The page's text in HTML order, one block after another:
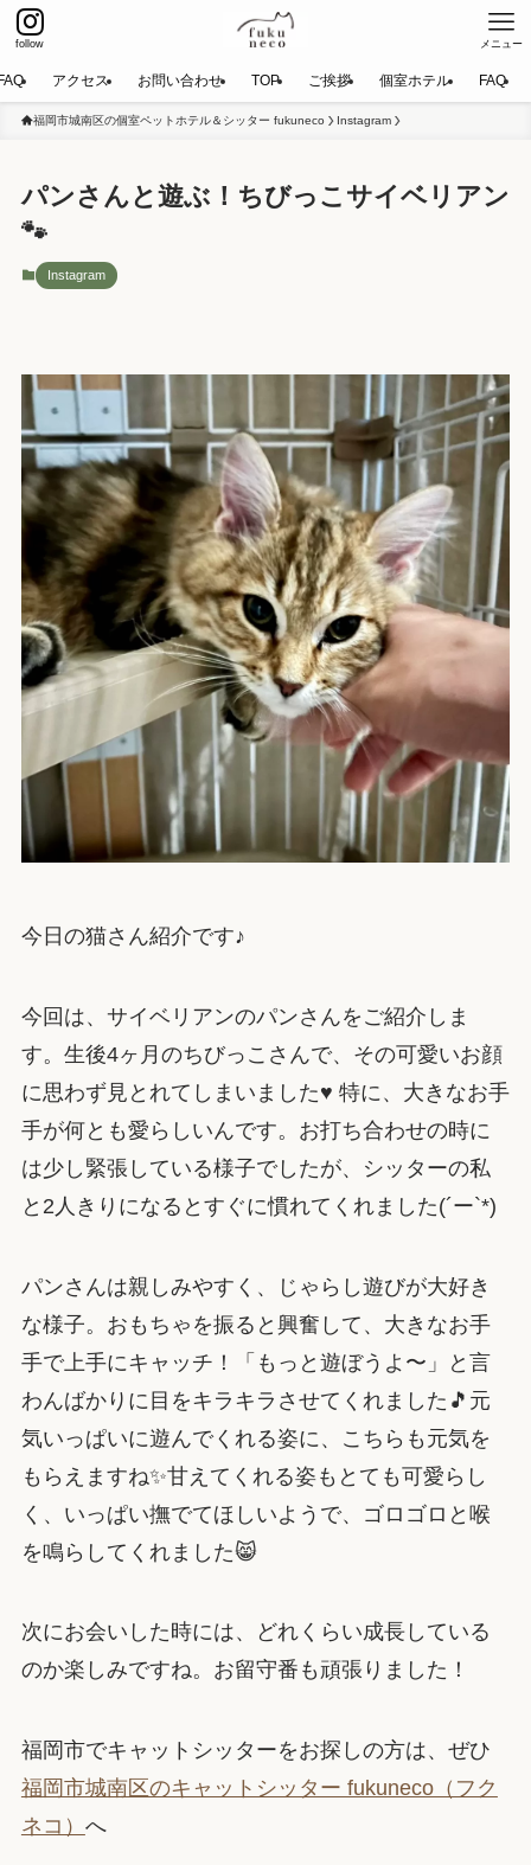
follow メニュー
アクセス お問い合わせ TOP ご挨拶 個室ホテル FAQ
福岡市城南区の個室ペットホテル＆シッター fukuneco Instagram
パンさんと遊ぶ！ちびっこサイベリアン
🐾
Instagram
今日の猫さん紹介です♪
今回は、サイベリアンのパンさんをご紹介しま
す。生後4ヶ月のちびっこさんで、その可愛いお顔
に思わず見とれてしまいました♥ 特に、大きなお手
手が何とも愛らしいんです。お打ち合わせの時に
は少し緊張している様子でしたが、シッターの私
と2人きりになるとすぐに慣れてくれました(´ー`*)
パンさんは親しみやすく、じゃらし遊びが大好き
な様子。おもちゃを振ると興奮して、大きなお手
手で上手にキャッチ！「もっと遊ぼうよ〜」と言
わんばかりに目をキラキラさせてくれました🎵元
気いっぱいに遊んでくれる姿に、こちらも元気を
もらえますね✨甘えてくれる姿もとても可愛らし
く、いっぱい撫でてほしいようで、ゴロゴロと喉
を鳴らしてくれました😸
次にお会いした時には、どれくらい成長している
のか楽しみですね。お留守番も頑張りました！
福岡市でキャットシッターをお探しの方は、ぜひ
福岡市城南区のキャットシッター fukuneco（フク
ネコ） へ